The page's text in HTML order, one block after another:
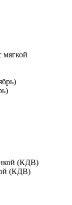
мягкой
(КДВ)